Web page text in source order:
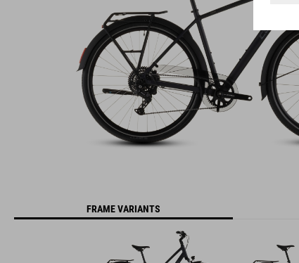
FRAME VARIANTS